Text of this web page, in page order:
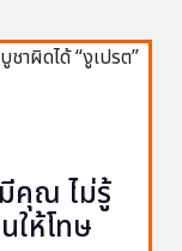
คุณ ไม่รู้
ให้โทษ